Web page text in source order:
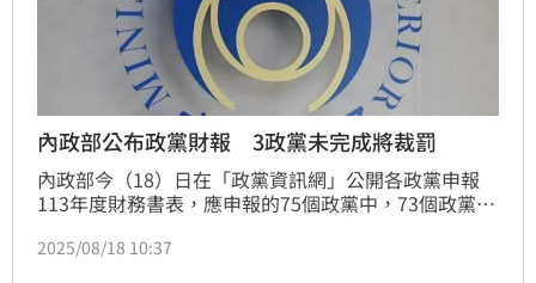
內政部公布政黨財報 3政黨未完成將裁罰
內政部今（18）日在「政黨資訊網」公開各政黨申報
113年度財務書表，應申報的75個政黨中，73個政黨已
另有「復康聯盟黨」1個政黨未依限申報，「更生黨」1
2025/08/18 10:37